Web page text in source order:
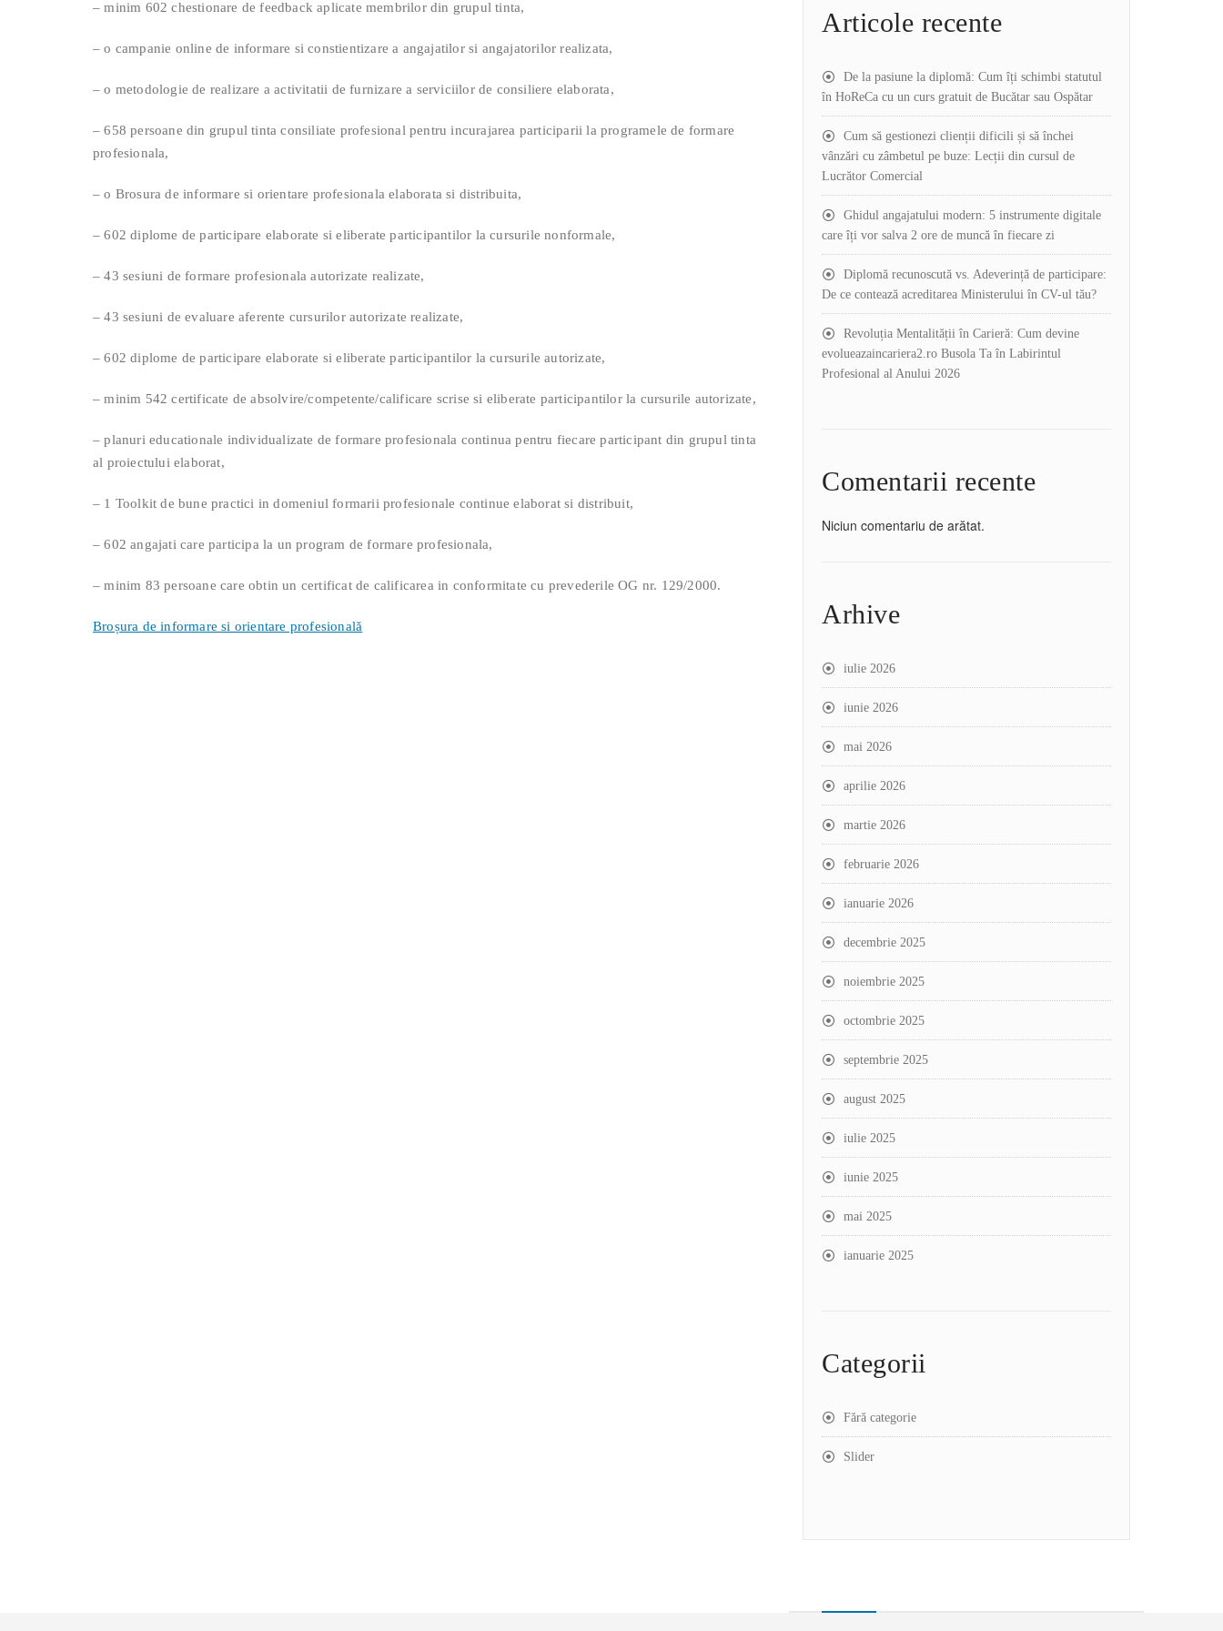
– minim 602 chestionare de feedback aplicate membrilor din grupul tinta,
– o campanie online de informare si constientizare a angajatilor si angajatorilor realizata,
– o metodologie de realizare a activitatii de furnizare a serviciilor de consiliere elaborata,
– 658 persoane din grupul tinta consiliate profesional pentru incurajarea participarii la programele de formare
profesionala,
– o Brosura de informare si orientare profesionala elaborata si distribuita,
– 602 diplome de participare elaborate si eliberate participantilor la cursurile nonformale,
– 43 sesiuni de formare profesionala autorizate realizate,
– 43 sesiuni de evaluare aferente cursurilor autorizate realizate,
– 602 diplome de participare elaborate si eliberate participantilor la cursurile autorizate,
– minim 542 certificate de absolvire/competente/calificare scrise si eliberate participantilor la cursurile autorizate,
– planuri educationale individualizate de formare profesionala continua pentru fiecare participant din grupul tinta
al proiectului elaborat,
– 1 Toolkit de bune practici in domeniul formarii profesionale continue elaborat si distribuit,
– 602 angajati care participa la un program de formare profesionala,
– minim 83 persoane care obtin un certificat de calificarea in conformitate cu prevederile OG nr. 129/2000.
Broșura de informare si orientare profesională
Articole recente
De la pasiune la diplomă: Cum îți schimbi statutul
în HoReCa cu un curs gratuit de Bucătar sau Ospătar
Cum să gestionezi clienții dificili și să închei
vânzări cu zâmbetul pe buze: Lecții din cursul de
Lucrător Comercial
Ghidul angajatului modern: 5 instrumente digitale
care îți vor salva 2 ore de muncă în fiecare zi
Diplomă recunoscută vs. Adeverință de participare:
De ce contează acreditarea Ministerului în CV-ul tău?
Revoluția Mentalității în Carieră: Cum devine
evolueazaincariera2.ro Busola Ta în Labirintul
Profesional al Anului 2026
Comentarii recente
Niciun comentariu de arătat.
Arhive
iulie 2026
iunie 2026
mai 2026
aprilie 2026
martie 2026
februarie 2026
ianuarie 2026
decembrie 2025
noiembrie 2025
octombrie 2025
septembrie 2025
august 2025
iulie 2025
iunie 2025
mai 2025
ianuarie 2025
Categorii
Fără categorie
Slider